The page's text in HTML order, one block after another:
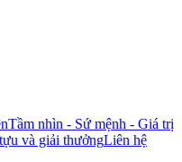
Tầm nhìn - Sứ mệnh - Giá trị
và giải thưởngLiên hệ